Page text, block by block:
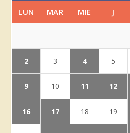
LUN MAR MIE J
2 3 4 5
9 10 11 12
16 17 18 19